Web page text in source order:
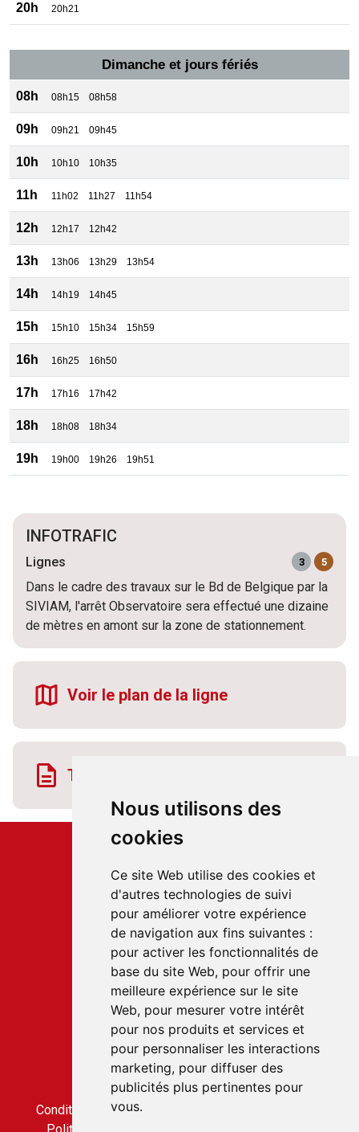
Nous utilisons des
cookies
Ce site Web utilise des cookies et
d'autres technologies de suivi
pour améliorer votre expérience
de navigation aux fins suivantes :
pour activer les fonctionnalités de
base du site Web, pour offrir une
meilleure expérience sur le site
Web, pour mesurer votre intérêt
pour nos produits et services et
pour personnaliser les interactions
marketing, pour diffuser des
publicités plus pertinentes pour
vous.
20h 20h21
Dimanche et jours fériés
08h 08h15 08h58
09h 09h21 09h45
10h 10h10 10h35
11h 11h02 11h27 11h54
12h 12h17 12h42
13h 13h06 13h29 13h54
14h 14h19 14h45
15h 15h10 15h34 15h59
16h 16h25 16h50
17h 17h16 17h42
18h 18h08 18h34
19h 19h00 19h26 19h51
INFOTRAFIC
Lignes 3 5
Dans le cadre des travaux sur le Bd de Belgique par la
SIVIAM, l'arrêt Observatoire sera effectué une dizaine
de mètres en amont sur la zone de stationnement.
Voir le plan de la ligne
Télécharger la fiche horaire
Service client
22 rue du Gabian
98000 MONACO
T.+377 97 70 22 22
Accès rapides
Nous contacter
Conditions générales de vente
Condition générale d'utilisation
Conditions générales de vente du service CLICBUS